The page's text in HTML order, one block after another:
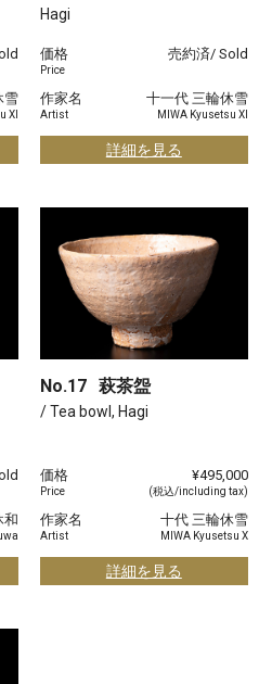
雪
XI
Hagi
価格
Price
売約済/ Sold
作家名
Artist
十一代 三輪休雪
MIWA Kyusetsu XI
詳細を見る
和
No.17 萩茶盌
/ Tea bowl, Hagi
価格
Price
¥495,000
(税込/including tax)
作家名
Artist
十代 三輪休雪
MIWA Kyusetsu X
詳細を見る